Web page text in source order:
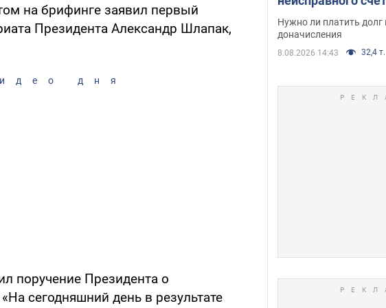
на брифинге заявил первый
Президента Александр Шлапак,
дня
поручение Президента о
сегодняшний день в результате
судья вынес
неожиданное
Нужно ли платить долг
доначисления
8.08.2026 14:43 32,4 т.